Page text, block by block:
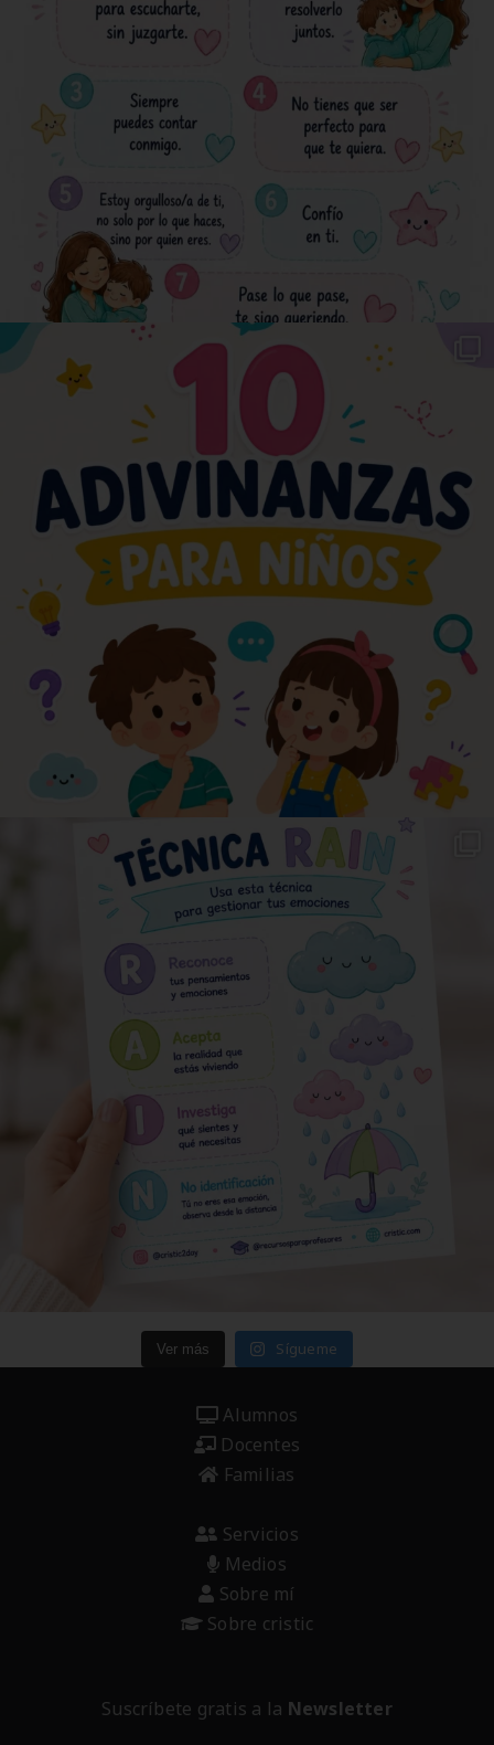
Ver más Sígueme
Alumnos
Docentes
Familias
Servicios
Medios
Sobre mí
Sobre cristic
Suscríbete gratis a la Newsletter